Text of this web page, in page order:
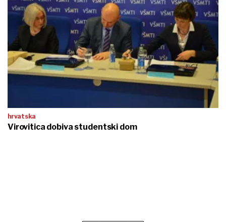
hrvatska
Virovitica dobiva studentski dom